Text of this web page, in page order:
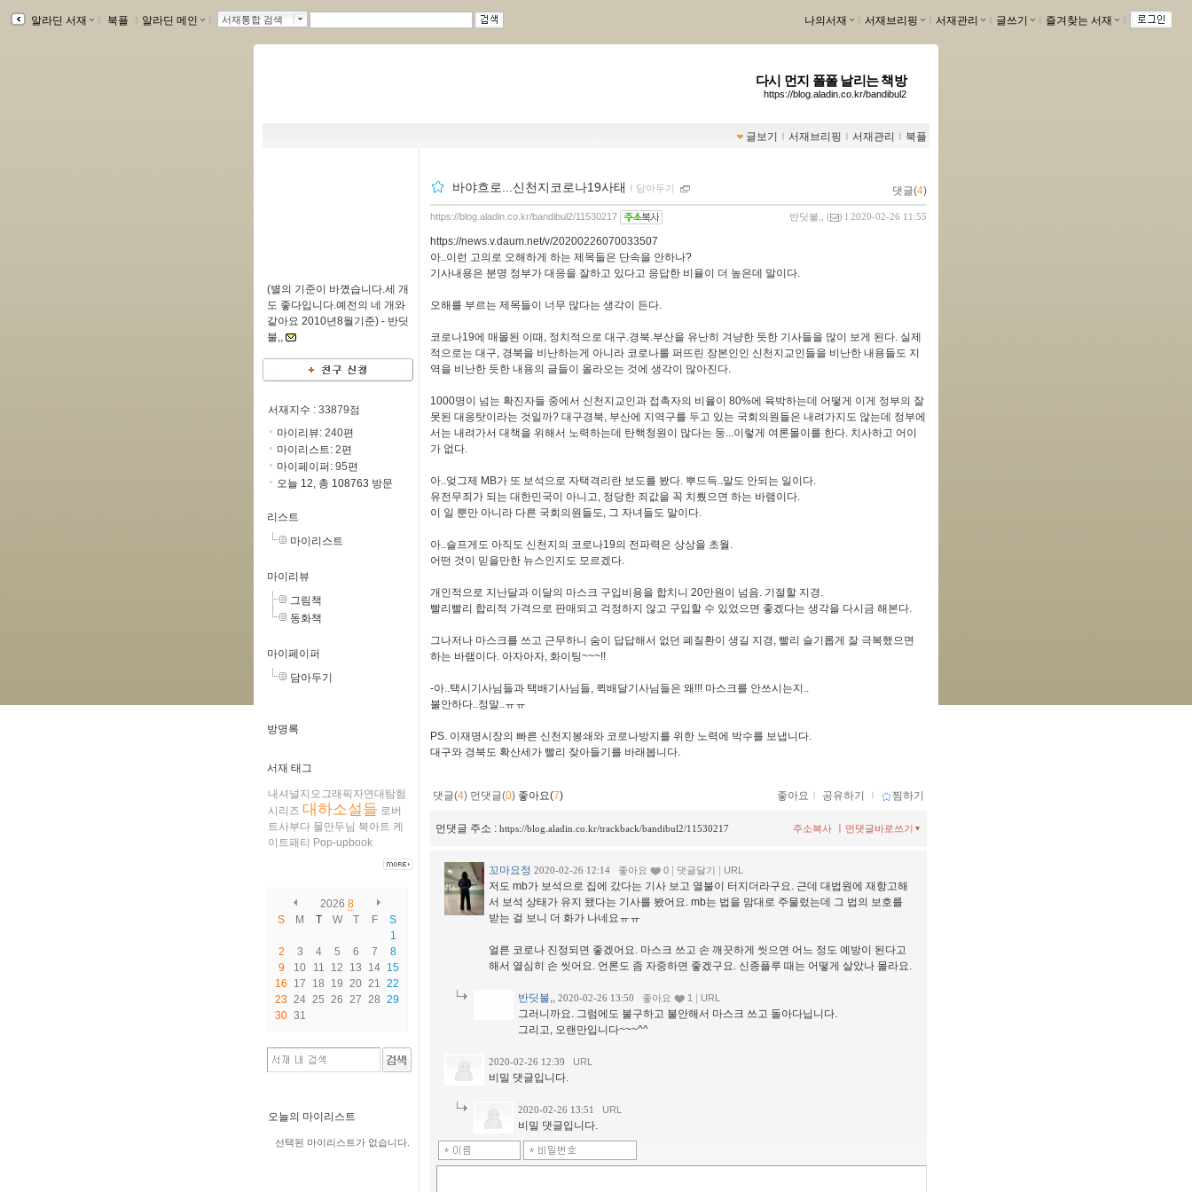
알라딘 서재 북플 알라딘 메인 서재통합 검색 나의서재 서재브리핑 서재관리 글쓰기 즐겨찾는 서재
다시 먼지 폴폴 날리는 책방
https://blog.aladin.co.kr/bandibul2
글보기 ｌ 서재브리핑 ｌ 서재관리 ｌ 북플
(별의 기준이 바꼈습니다.세 개
도 좋다입니다.예전의 네 개와
같아요 2010년8월기준) - 반딧
불,,
서재지수 : 33879점
마이리뷰: 240편
마이리스트: 2편
마이페이퍼: 95편
오늘 12, 총 108763 방문
리스트
마이리스트
마이리뷰
그림책
동화책
마이페이퍼
담아두기
방명록
서재 태그
내셔널지오그래픽자연대탐험
시리즈 대하소설들 로버
트사부다 물만두님 북아트 케
이트패티 Pop-upbook
2026 8
S
M T W T F
S
1
2
3 4 5 6 7
8
9
10 11 12 13 14 15
16
17 18 19 20 21
22
23 24 25 26 27 28 29
30 31
오늘의 마이리스트
선택된 마이리스트가 없습니다.
바야흐로...신천지코로나19사태 ｌ 담아두기 댓글(4)
반딧불,, ( ) l 2020-02-26 11:55
https://blog.aladin.co.kr/bandibul2/11530217
https://news.v.daum.net/v/20200226070033507
아..이런 고의로 오해하게 하는 제목들은 단속을 안하나?
기사내용은 분명 정부가 대응을 잘하고 있다고 응답한 비율이 더 높은데 말이다.
오해를 부르는 제목들이 너무 많다는 생각이 든다.
코로나19에 매몰된 이때, 정치적으로 대구.경북.부산을 유난히 겨냥한 듯한 기사들을 많이 보게 된다. 실제
적으로는 대구, 경북을 비난하는게 아니라 코로나를 퍼뜨린 장본인인 신천지교인들을 비난한 내용들도 지
역을 비난한 듯한 내용의 글들이 올라오는 것에 생각이 많아진다.
1000명이 넘는 확진자들 중에서 신천지교인과 접촉자의 비율이 80%에 육박하는데 어떻게 이게 정부의 잘
못된 대응탓이라는 것일까? 대구경북, 부산에 지역구를 두고 있는 국회의원들은 내려가지도 않는데 정부에
서는 내려가서 대책을 위해서 노력하는데 탄핵청원이 많다는 둥...이렇게 여론몰이를 한다. 치사하고 어이
가 없다.
아..엊그제 MB가 또 보석으로 자택격리란 보도를 봤다. 뿌드득..말도 안되는 일이다.
유전무죄가 되는 대한민국이 아니고, 정당한 죄값을 꼭 치뤘으면 하는 바램이다.
이 일 뿐만 아니라 다른 국회의원들도, 그 자녀들도 말이다.
아..슬프게도 아직도 신천지의 코로나19의 전파력은 상상을 초월.
어떤 것이 믿을만한 뉴스인지도 모르겠다.
개인적으로 지난달과 이달의 마스크 구입비용을 합치니 20만원이 넘음. 기절할 지경.
빨리빨리 합리적 가격으로 판매되고 걱정하지 않고 구입할 수 있었으면 좋겠다는 생각을 다시금 해본다.
그나저나 마스크를 쓰고 근무하니 숨이 답답해서 없던 폐질환이 생길 지경, 빨리 슬기롭게 잘 극복했으면
하는 바램이다. 아자아자, 화이팅~~~!!
-아..택시기사님들과 택배기사님들, 퀵배달기사님들은 왜!!! 마스크를 안쓰시는지..
불안하다..정말..ㅠㅠ
PS. 이재명시장의 빠른 신천지봉쇄와 코로나방지를 위한 노력에 박수를 보냅니다.
대구와 경북도 확산세가 빨리 잦아들기를 바래봅니다.
댓글(4) 먼댓글(0) 좋아요(7) 좋아요 ｌ 공유하기 ｌ 찜하기
먼댓글 주소 : https://blog.aladin.co.kr/trackback/bandibul2/11530217 먼댓글바로쓰기
주소복사
꼬마요정 2020-02-26 12:14 좋아요 0 댓글달기 URL
저도 mb가 보석으로 집에 갔다는 기사 보고 열불이 터지더라구요. 근데 대법원에 재항고해
서 보석 상태가 유지 됐다는 기사를 봤어요. mb는 법을 맘대로 주물렀는데 그 법의 보호를
받는 걸 보니 더 화가 나네요ㅠㅠ
얼른 코로나 진정되면 좋겠어요. 마스크 쓰고 손 깨끗하게 씻으면 어느 정도 예방이 된다고
해서 열심히 손 씻어요. 언론도 좀 자중하면 좋겠구요. 신종플루 때는 어떻게 살았나 몰라요.
반딧불,, 2020-02-26 13:50 좋아요 1 URL
그러니까요. 그럼에도 불구하고 불안해서 마스크 쓰고 돌아다닙니다.
그리고, 오랜만입니다~~~^^
2020-02-26 12:39 URL
비밀 댓글입니다.
2020-02-26 13:51 URL
비밀 댓글입니다.